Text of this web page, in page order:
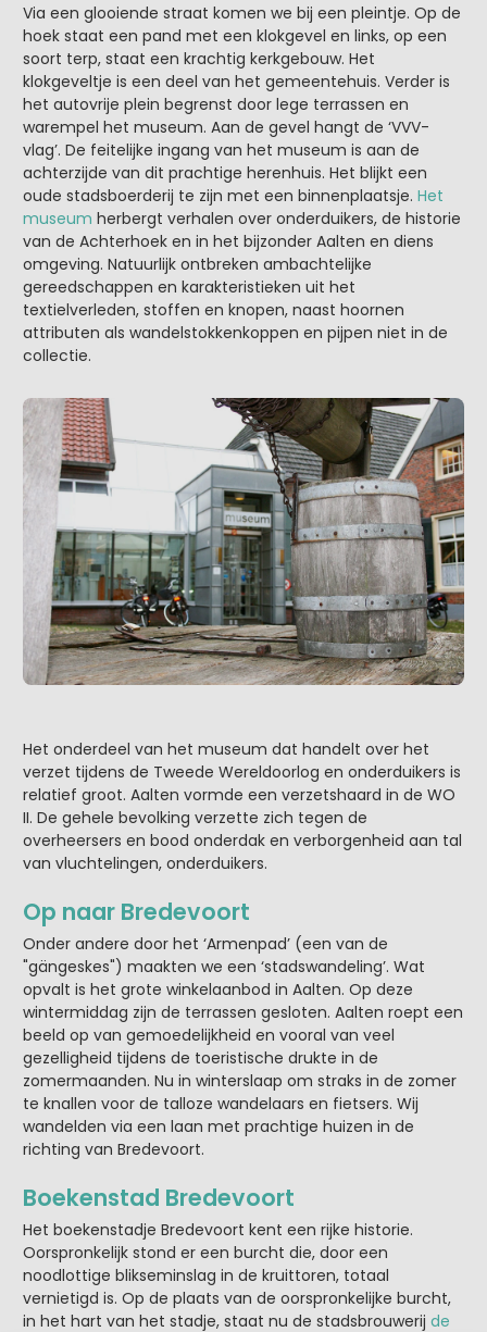
Via een glooiende straat komen we bij een pleintje. Op de
hoek staat een pand met een klokgevel en links, op een
soort terp, staat een krachtig kerkgebouw. Het
klokgeveltje is een deel van het gemeentehuis. Verder is
het autovrije plein begrenst door lege terrassen en
warempel het museum. Aan de gevel hangt de ‘VVV-
vlag’. De feitelijke ingang van het museum is aan de
achterzijde van dit prachtige herenhuis. Het blijkt een
oude stadsboerderij te zijn met een binnenplaatsje. Het
museum herbergt verhalen over onderduikers, de historie
van de Achterhoek en in het bijzonder Aalten en diens
omgeving. Natuurlijk ontbreken ambachtelijke
gereedschappen en karakteristieken uit het
textielverleden, stoffen en knopen, naast hoornen
attributen als wandelstokkenkoppen en pijpen niet in de
collectie.
Het onderdeel van het museum dat handelt over het
verzet tijdens de Tweede Wereldoorlog en onderduikers is
relatief groot. Aalten vormde een verzetshaard in de WO
II. De gehele bevolking verzette zich tegen de
overheersers en bood onderdak en verborgenheid aan tal
van vluchtelingen, onderduikers.
Op naar Bredevoort
Onder andere door het ‘Armenpad’ (een van de
"gängeskes") maakten we een ‘stadswandeling’. Wat
opvalt is het grote winkelaanbod in Aalten. Op deze
wintermiddag zijn de terrassen gesloten. Aalten roept een
beeld op van gemoedelijkheid en vooral van veel
gezelligheid tijdens de toeristische drukte in de
zomermaanden. Nu in winterslaap om straks in de zomer
te knallen voor de talloze wandelaars en fietsers. Wij
wandelden via een laan met prachtige huizen in de
richting van Bredevoort.
Boekenstad Bredevoort
Het boekenstadje Bredevoort kent een rijke historie.
Oorspronkelijk stond er een burcht die, door een
noodlottige blikseminslag in de kruittoren, totaal
vernietigd is. Op de plaats van de oorspronkelijke burcht,
in het hart van het stadje, staat nu de stadsbrouwerij de